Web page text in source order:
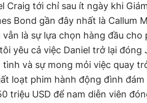
Craig tới chỉ sau ít ngày khi
Bond gần đây nhất là Callum
là sự lựa chọn hàng đầu cho
yêu cả việc Daniel trở lại đóng
và sự mong mỏi việc quay
loạt phim hành động đình
triệu USD để nam diễn viên